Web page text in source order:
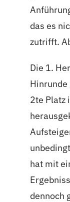
das es
zutrifft.
Die 1.
2te Platz
hat mit
dennoch